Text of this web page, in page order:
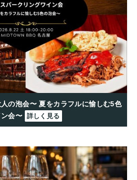
人の泡会〜 夏をカラフルに愉しむ5色
会〜 詳しく見る